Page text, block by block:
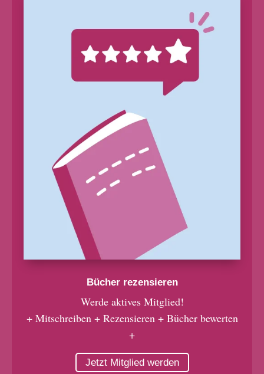
Bücher rezensieren
Werde aktives Mitglied!
+ Mitschreiben + Rezensieren + Bücher bewerten
+
Jetzt Mitglied werden